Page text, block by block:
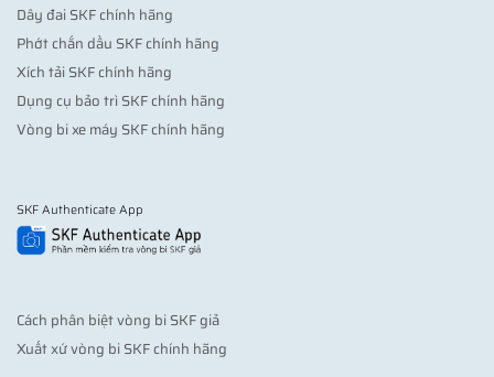
Dây đai SKF chính hãng
Phớt chắn dầu SKF chính hãng
Xích tải SKF chính hãng
Dụng cụ bảo trì SKF chính hãng
Vòng bi xe máy SKF chính hãng
SKF Authenticate App
Cách phân biệt vòng bi SKF giả
Xuất xứ vòng bi SKF chính hãng